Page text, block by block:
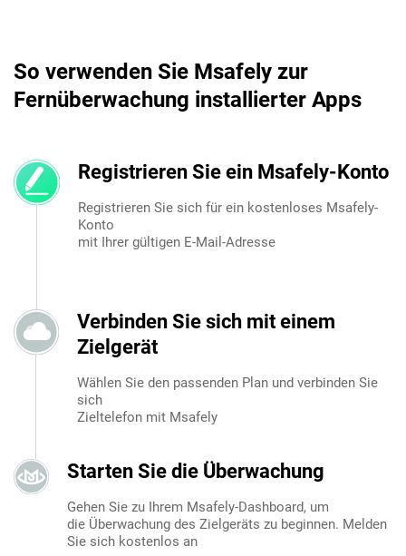
So verwenden Sie Msafely zur
Fernüberwachung installierter Apps
Registrieren Sie ein Msafely-Konto
Registrieren Sie sich für ein kostenloses Msafely-
Konto
mit Ihrer gültigen E-Mail-Adresse
Verbinden Sie sich mit einem
Zielgerät
Wählen Sie den passenden Plan und verbinden Sie
sich
Zieltelefon mit Msafely
Starten Sie die Überwachung
Gehen Sie zu Ihrem Msafely-Dashboard, um
die Überwachung des Zielgeräts zu beginnen. Melden
Sie sich kostenlos an